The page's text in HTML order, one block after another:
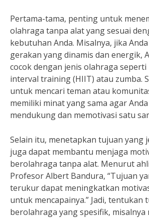
Pertama-tama, penting untuk
olahraga tanpa alat yang sesuai
kebutuhan Anda. Misalnya, jika
gerakan yang dinamis dan energik,
cocok dengan jenis olahraga
interval training (HIIT) atau zumba.
untuk mencari teman atau
memiliki minat yang sama agar
mendukung dan memotivasi satu
Selain itu, menetapkan tujuan yang
juga dapat membantu menjaga
berolahraga tanpa alat. Menurut
Profesor Albert Bandura, “Tujuan
terukur dapat meningkatkan
untuk mencapainya.” Jadi, tentukan
berolahraga yang spesifik,